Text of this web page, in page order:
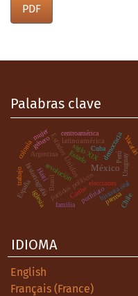
PDF
Palabras clave
México
Estados Unidos
latinoamérica
siglo XIX
Argentina
partidos políticos
democracia
elecciones
historiografía historia oral
Caribe
revolución
Estado
género
colonia
España
Cuba
porfiriato
centroamérica
Uruguay
prensaChile
mujer
Brasil
Haití
Yucatán
.
Perú
familia
iglesia
trabajo
IDIOMA
English
Français (France)